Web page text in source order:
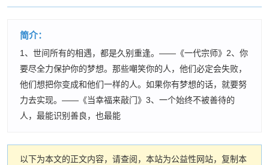
简介：
1、世间所有的相遇，都是久别重逢。——《一代宗师》2、你
要尽全力保护你的梦想。那些嘲笑你的人，他们必定会失败，
他们想把你变成和他们一样的人。如果你有梦想的话，就要努
力去实现。——《当幸福来敲门》3、一个始终不被善待的
人，最能识别善良，也最能
以下为本文的正文内容，请查阅，本站为公益性网站，复制本